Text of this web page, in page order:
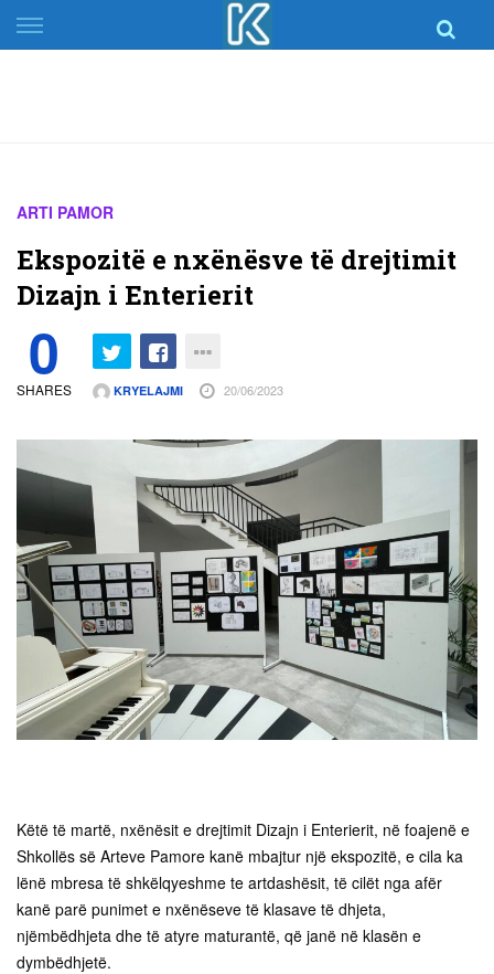
Skip
to
ARTI PAMOR
Ekspozitë e nxënësve të drejtimit
Dizajn i Enterierit
0
SHARES KRYELAJMI 20/06/2023
Këtë të martë, nxënësit e drejtimit Dizajn i Enterierit, në foajenë e
Shkollës së Arteve Pamore kanë mbajtur një ekspozitë, e cila ka
lënë mbresa të shkëlqyeshme te artdashësit, të cilët nga afër
kanë parë punimet e nxënëseve të klasave të dhjeta,
njëmbëdhjeta dhe të atyre maturantë, që janë në klasën e
dymbëdhjetë.